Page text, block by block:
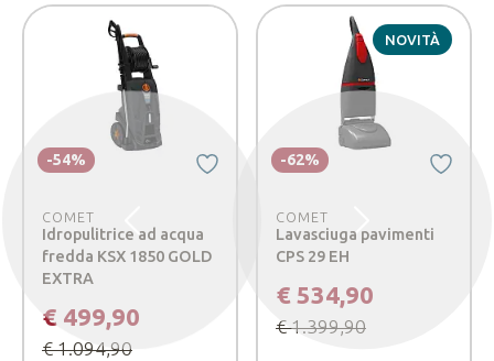
COMET
Idropulitrice ad acqua
fredda KSX 1850 GOLD
EXTRA
€ 499,90
€ 1.094,90
-54%
NOVITÀ
COMET
Lavasciuga pavimenti
CPS 29 EH
€ 534,90
€ 1.399,90
-62%
Precedente Successivo